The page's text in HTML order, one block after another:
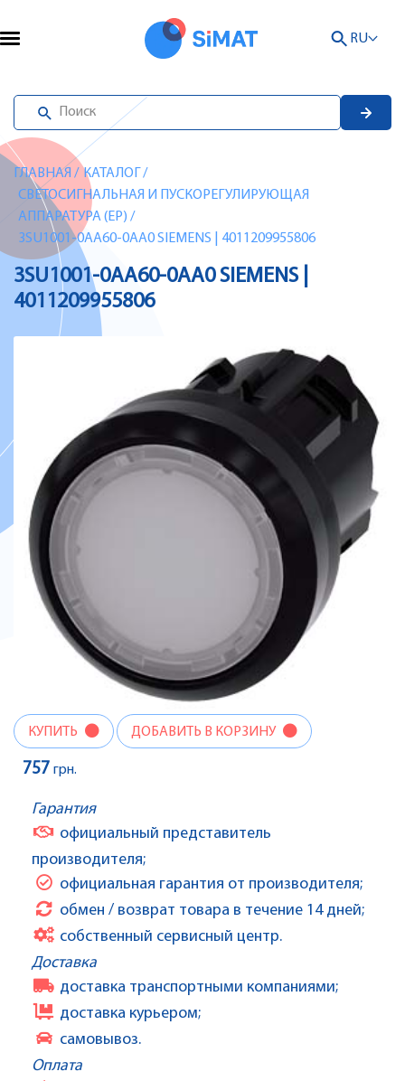
RU
ГЛАВНАЯ / КАТАЛОГ /
СВЕТОСИГНАЛЬНАЯ И ПУСКОРЕГУЛИРУЮЩАЯ
АППАРАТУРА (EP) /
3SU1001-0AA60-0AA0 SIEMENS | 4011209955806
3SU1001-0AA60-0AA0 SIEMENS |
4011209955806
КУПИТЬ ДОБАВИТЬ В КОРЗИНУ
757 грн.
Гарантия
официальный представитель
производителя;
официальная гарантия от производителя;
обмен / возврат товара в течение 14 дней;
собственный сервисный центр.
Доставка
доставка транспортными компаниями;
доставка курьером;
самовывоз.
Оплата